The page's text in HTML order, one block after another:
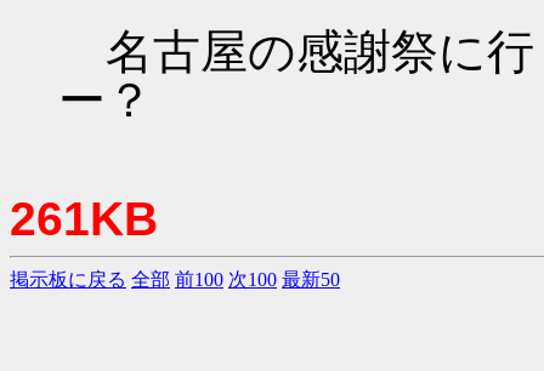
名古屋の感謝祭に
ー？
261KB
掲示板に戻る 全部 前100 次100 最新50